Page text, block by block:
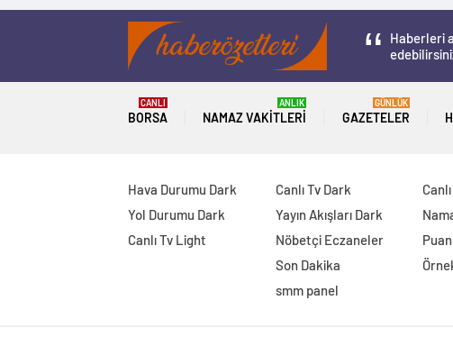
Haberleri
BORSA
CANLI
NAMAZ VAKITLERI
ANLIK
GAZETELER
GÜNLÜK
Hava Durumu Dark
Yol Durumu Dark
Canlı Tv Light
Canlı Tv Dark
Yayın Akışları Dark
Nöbetçi Eczaneler
Son Dakika
smm panel